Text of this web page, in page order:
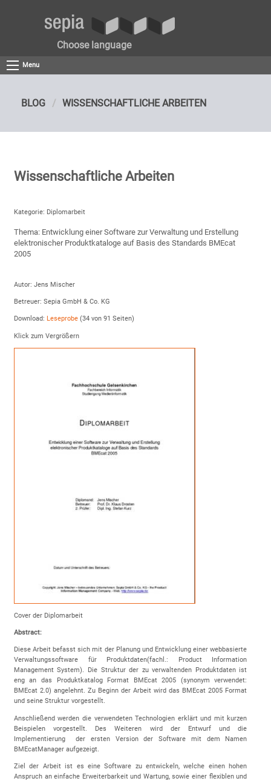
Choose language
Menu
BLOG WISSENSCHAFTLICHE ARBEITEN
Wissenschaftliche Arbeiten
Kategorie: Diplomarbeit
Thema: Entwicklung einer Software zur Verwaltung und Erstellung
elektronischer Produktkataloge auf Basis des Standards BMEcat
2005
Autor: Jens Mischer
Betreuer: Sepia GmbH & Co. KG
Download: Leseprobe (34 von 91 Seiten)
Klick zum Vergrößern
Cover der Diplomarbeit
Abstract:
Diese Arbeit befasst sich mit der Planung und Entwicklung einer webbasierte
Verwaltungssoftware für Produktdaten(fachl.: Product Information
Management System). Die Struktur der zu verwaltenden Produktdaten ist
eng an das Produktkatalog Format BMEcat 2005 (synonym verwendet:
BMEcat 2.0) angelehnt. Zu Beginn der Arbeit wird das BMEcat 2005 Format
und seine Struktur vorgestellt.
Anschließend werden die verwendeten Technologien erklärt und mit kurzen
Beispielen vorgestellt. Des Weiteren wird der Entwurf und die
Implementierung der ersten Version der Software mit dem Namen
BMEcatManager aufgezeigt.
Ziel der Arbeit ist es eine Software zu entwickeln, welche einen hohen
Anspruch an einfache Erweiterbarkeit und Wartung, sowie einer flexiblen und